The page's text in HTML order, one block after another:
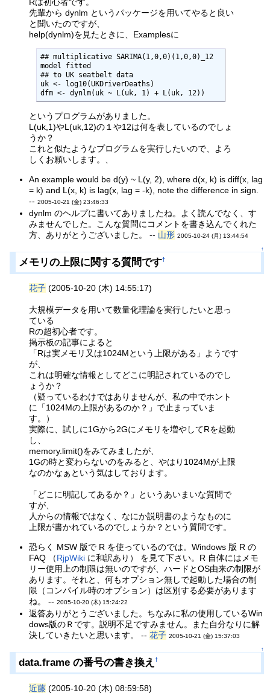
先輩から dynlm というパッケージを用いてやると良い
と聞いたのですが、
help(dynlm)を見たときに、Examplesに
## multiplicative SARIMA(1,0,0)(1,0,0)_12
model fitted
## to UK seatbelt data
uk <- log10(UKDriverDeaths)
dfm <- dynlm(uk ~ L(uk, 1) + L(uk, 12))
というプログラムがありました。
L(uk,1)やL(uk,12)の１や12は何を表しているのでしょ
うか？
これと似たようなプログラムを実行したいので、よろ
しくお願いします。、
An example would be d(y) ~ L(y, 2), where d(x, k) is diff(x, lag
= k) and L(x, k) is lag(x, lag = -k), note the difference in sign.
--2005-10-21 (金) 23:46:33
dynlm のヘルプに書いてありましたね。よく読んでなく、す
みませんでした。こんな質問にコメントを書き込んでくれた
方、ありがとうございました。 -- 山形 2005-10-24 (月) 13:44:54
↑
メモリの上限に関する質問です†
花子 (2005-10-20 (木) 14:55:17)
大規模データを用いて数量化理論を実行したいと思っ
ている
Rの超初心者です。
掲示板の記事によると
「Rは実メモリ又は1024Mという上限がある」ようです
が、
これは明確な情報としてどこに明記されているのでし
ょうか？
（疑っているわけではありませんが、私の中でホント
に「1024Mの上限があるのか？」で止まっていま
す。）
実際に、試しに1Gから2Gにメモリを増やしてRを起動
し、
memory.limit()をみてみましたが、
1Gの時と変わらないのをみると、やはり1024Mが上限
なのかなぁという気はしております。
「どこに明記してあるか？」というあいまいな質問で
すが、
人からの情報ではなく、なにか説明書のようなものに
上限が書かれているのでしょうか？という質問です。
恐らく MSW 版で R を使っているのでは。Windows 版 R の
FAQ （RjpWiki に和訳あり） を見て下さい。R 自体にはメモ
リー使用上の制限は無いのですが、ハードとOS由来の制限が
あります。それと、何もオプション無しで起動した場合の制
限（コンパイル時のオプション）は区別する必要があります
ね。 --2005-10-20 (木) 15:24:22
返答ありがとうございました。ちなみに私の使用しているWin
dows版のＲです。説明不足ですみません。また自分なりに解
決していきたいと思います。 --花子 2005-10-21 (金) 15:37:03
↑
data.frame の番号の書き換え†
近藤 (2005-10-20 (木) 08:59:58)